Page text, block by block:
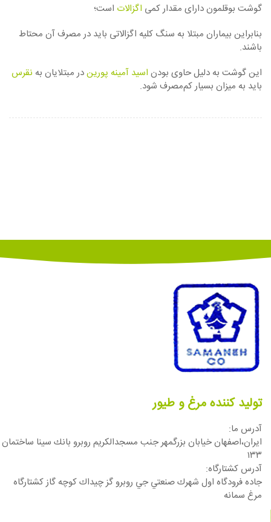
گوشت بوقلمون دارای مقدار کمی اگزالات است؛
بنابراین بیماران مبتلا به سنگ کلیه اگزالاتی باید در مصرف آن محتاط
باشند.
این گوشت به دلیل حاوی بودن اسید آمینه پوریندر مبتلایان به نقرس
باید به میزان بسیار کم‌مصرف شود.
تولید کننده مرغ و طیور
آدرس ما:
ایران،اصفهان خيابان بزرگمهر جنب مسجدالكريم روبرو بانك سينا ساختمان
١٣٣
آدرس كشتارگاه:
جاده فرودگاه اول شهرك صنعتي جي روبرو گز چيداك كوچه گاز كشتارگاه
مرغ سمانه